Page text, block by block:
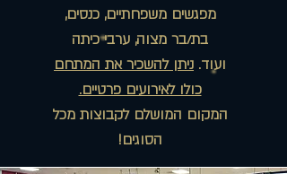
מפגשים משפחתיים, כנסים,
בת/בר מצוה, ערבי כיתה
ועוד. ניתן להשכיר את המתחם
כולו לאירועים פרטיים.
המקום המושלם לקבוצות מכל
הסוגים!